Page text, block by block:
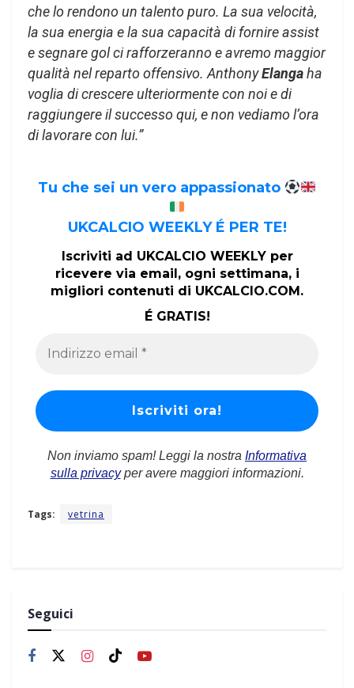
che lo rendono un talento puro. La sua velocità,
la sua energia e la sua capacità di fornire assist
e segnare gol ci rafforzeranno e avremo maggior
qualità nel reparto offensivo. AnthonyElangaha
voglia di crescere ulteriormente con noi e di
raggiungere il successo qui, e non vediamo l’ora
di lavorare con lui.”
Tu che sei un vero appassionato
UKCALCIO WEEKLY É PER TE!
Iscriviti ad UKCALCIO WEEKLY per
ricevere via email, ogni settimana, i
migliori contenuti di UKCALCIO.COM.
É GRATIS!
Non inviamo spam! Leggi la nostra Informativa
sulla privacyper avere maggiori informazioni.
Tags: vetrina
Seguici